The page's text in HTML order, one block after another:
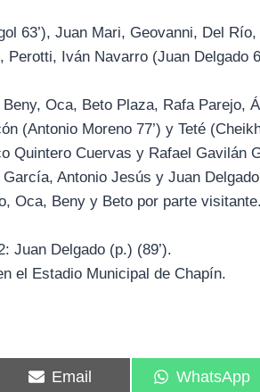
63’), Juan Mari, Geovanni, Del
Perotti, Iván Navarro (Juan Delgado
Oca, Beto Plaza, Rafa Parejo,
(Antonio Moreno 77’) y Teté
Quintero Cuervas y Rafael Gavilán
Antonio Jesús y Juan
Oca, Beny y Beto por parte
Juan Delgado (p.) (89’).
el Estadio Municipal de Chapín.
C
Email
C
WhatsApp